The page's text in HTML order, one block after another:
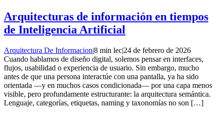
Arquitecturas de información en tiempos
de Inteligencia Artificial
Arquitectura De Informacion|8 min lec|24 de febrero de 2026
Cuando hablamos de diseño digital, solemos pensar en interfaces,
flujos, usabilidad o experiencia de usuario. Sin embargo, mucho
antes de que una persona interactúe con una pantalla, ya ha sido
orientada —y en muchos casos condicionada— por una capa menos
visible, pero profundamente estructurante: la arquitectura semántica.
Lenguaje, categorías, etiquetas, naming y taxonomías no son […]